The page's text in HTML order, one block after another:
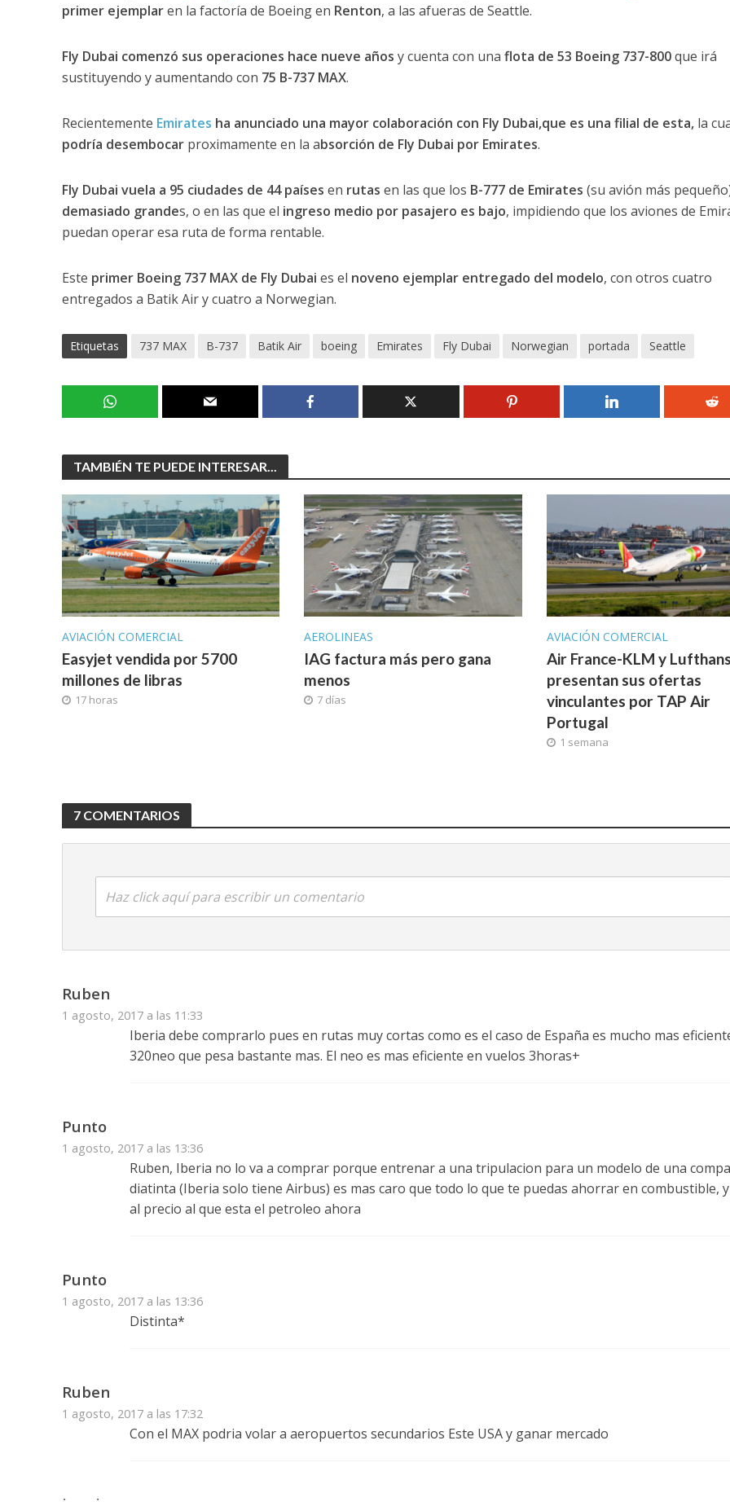
primer ejemplaren la factoría de Boeing en Renton, a las afueras de Seattle.
Fly Dubai comenzó sus operaciones hace nueve años y cuenta con una flota de 53 Boeing 737-800que irá
sustituyendo y aumentando con 75 B-737 MAX.
Recientemente Emirates ha anunciado una mayor colaboración con Fly Dubai,que es una filial de esta,la
podría desembocarproximamente en la absorción de Fly Dubai por Emirates.
Fly Dubai vuela a 95 ciudades de 44 países en rutas en las que los B-777 de Emirates (su avión más
demasiado grandes, o en las que el ingreso medio por pasajero es bajo, impidiendo que los aviones de
puedan operar esa ruta de forma rentable.
Este primer Boeing 737 MAX de Fly Dubai es el noveno ejemplar entregado del modelo, con otros cuatro
entregados a Batik Air y cuatro a Norwegian.
Etiquetas 737 MAX B-737 Batik Air boeing Emirates Fly Dubai Norwegian portada Seattle
TAMBIÉN TE PUEDE INTERESAR...
AVIACIÓN COMERCIAL
Easyjet vendida por 5700
millones de libras
17 horas
AEROLINEAS
IAG factura más pero gana
menos
7 días
AVIACIÓN COMERCIAL
Air France-KLM y
presentan sus ofertas
vinculantes por TAP Air
Portugal
1 semana
7 COMENTARIOS
Haz click aquí para escribir un comentario
Ruben
1 agosto, 2017 a las 11:33
Iberia debe comprarlo pues en rutas muy cortas como es el caso de España es mucho mas
320neo que pesa bastante mas. El neo es mas eficiente en vuelos 3horas+
Punto
1 agosto, 2017 a las 13:36
Ruben, Iberia no lo va a comprar porque entrenar a una tripulacion para un modelo de una
diatinta (Iberia solo tiene Airbus) es mas caro que todo lo que te puedas ahorrar en combustible,
al precio al que esta el petroleo ahora
Punto
1 agosto, 2017 a las 13:36
Distinta*
Ruben
1 agosto, 2017 a las 17:32
Con el MAX podria volar a aeropuertos secundarios Este USA y ganar mercado